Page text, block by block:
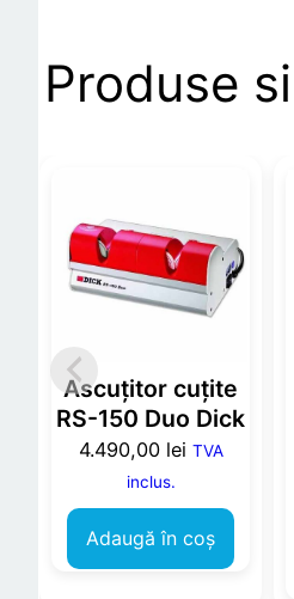
Produse
Ascuțitor cuțite
RS-150 Duo Dick
4.490,00 lei TVA
inclus.
Adaugă în coș